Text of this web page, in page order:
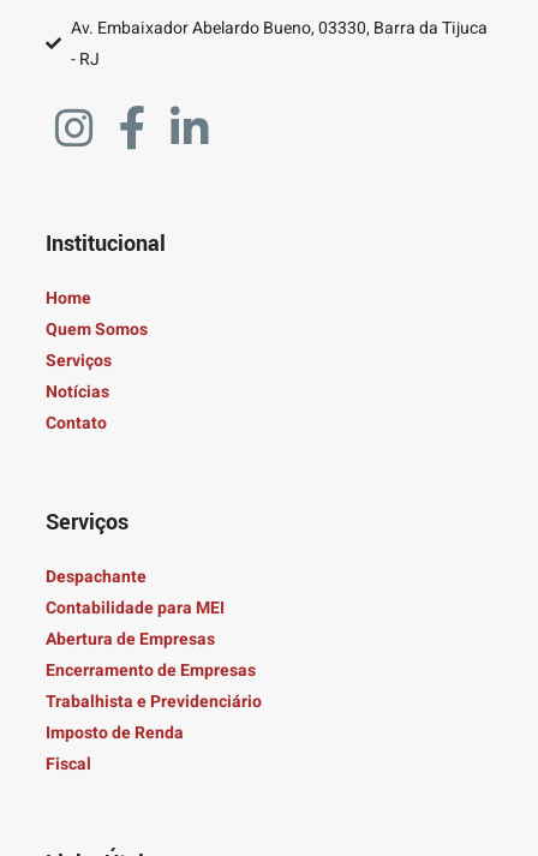
Av. Embaixador Abelardo Bueno, 03330, Barra da Tijuca
- RJ
Institucional
Home
Quem Somos
Serviços
Notícias
Contato
Serviços
Despachante
Contabilidade para MEI
Abertura de Empresas
Encerramento de Empresas
Trabalhista e Previdenciário
Imposto de Renda
Fiscal